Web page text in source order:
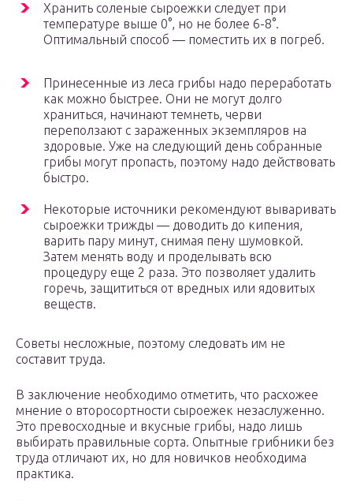
Хранить соленые сыроежки следует при
температуре выше 0°, но не более 6-8°.
Оптимальный способ — поместить их в погреб.
Принесенные из леса грибы надо переработать
как можно быстрее. Они не могут долго
храниться, начинают темнеть, черви
переползают с зараженных экземпляров на
здоровые. Уже на следующий день собранные
грибы могут пропасть, поэтому надо действовать
быстро.
Некоторые источники рекомендуют вываривать
сыроежки трижды — доводить до кипения,
варить пару минут, снимая пену шумовкой.
Затем менять воду и проделывать всю
процедуру еще 2 раза. Это позволяет удалить
горечь, защититься от вредных или ядовитых
веществ.
Советы несложные, поэтому следовать им не
составит труда.
В заключение необходимо отметить, что расхожее
мнение о второсортности сыроежек незаслуженно.
Это превосходные и вкусные грибы, надо лишь
выбирать правильные сорта. Опытные грибники без
труда отличают их, но для новичков необходима
практика.